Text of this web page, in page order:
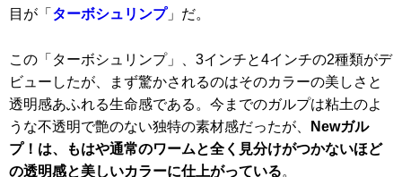
目が「 ターボシュリンプ」だ。
この「ターボシュリンプ」、3インチと4インチの2種類がデ
ビューしたが、まず驚かされるのはそのカラーの美しさと
透明感あふれる生命感である。今までのガルプは粘土のよ
うな不透明で艶のない独特の素材感だったが、
Newガル
プ！は、もはや通常のワームと全く見分けがつかないほど
の透明感と美しいカラーに仕上がっている。